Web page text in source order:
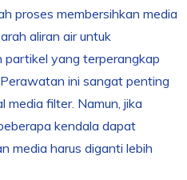
proses membersihkan media
aliran air untuk
partikel yang terperangkap
ini sangat penting
media filter. Namun, jika
kendala dapat
media harus diganti lebih